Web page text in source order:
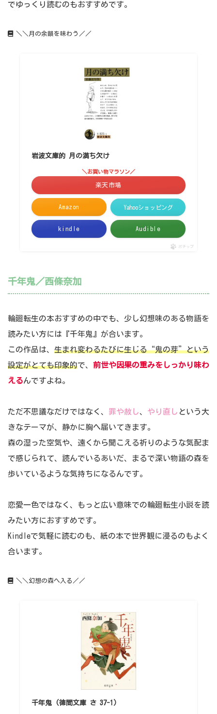
でゆっくり読むのもおすすめです。
＼＼月の余韻を味わう／／
岩波文庫的 月の満ち欠け
Amazon
＼お買い物マラソン／
楽天市場
Yahooショッピング
kindle Audible
ポチップ
千年鬼／西條奈加
輪廻転生の本おすすめの中でも、少し幻想味のある物語を
読みたい方には『千年鬼』が合います。
この作品は、 生まれ変わるたびに生じる“鬼の芽”という
設定がとても印象的で、 前世や因果の重みをしっかり味わ
えるんですよね。
ただ不思議なだけではなく、 罪や赦し、 やり直し という大
きなテーマが、静かに胸へ届いてきます。
森の湿った空気や、遠くから聞こえる祈りのような気配ま
で感じられて、読んでいるあいだ、まるで深い物語の森を
歩いているような気持ちになるんです。
恋愛一色ではなく、もっと広い意味での輪廻転生小説を読
みたい方におすすめです。
Kindleで気軽に読むのも、紙の本で世界観に浸るのもよく
合います。
＼＼幻想の森へ入る／／
千年鬼 (徳間文庫 さ 37-1)